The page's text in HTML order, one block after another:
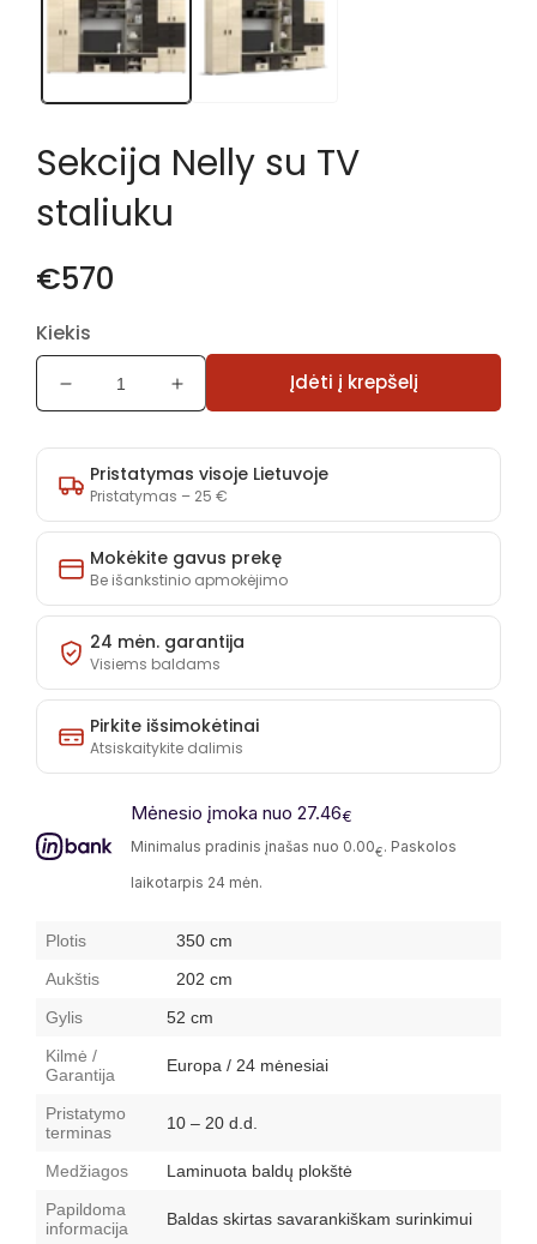
lange
Sekcija Nelly su TV
staliuku
€570
Kiekis
Sumažinti
Sekcija
Nelly
TV
staliuku
Padidinti
Sekcija
Nelly
su
TV
staliuku
Įdėti į krepšelį
Pristatymas visoje Lietuvoje
Pristatymas – 25 €
Mokėkite gavus prekę
Be išankstinio apmokėjimo
24 mėn. garantija
Visiems baldams
Pirkite išsimokėtinai
Atsiskaitykite dalimis
Mėnesio įmoka nuo 27.46€
Minimalus pradinis įnašas nuo 0.00€. Paskolos
laikotarpis 24 mėn.
Plotis
350 cm
Aukštis
202 cm
Gylis
52 cm
Kilmė /
Garantija
Europa / 24 mėnesiai
Pristatymo
terminas
10 – 20 d.d.
Medžiagos
Laminuota baldų plokštė
Papildoma
informacija
Baldas skirtas savarankiškam surinkimui